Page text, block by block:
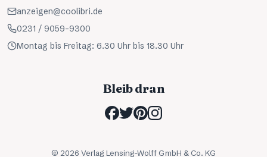
anzeigen@coolibri.de
0231 / 9059-9300
Montag bis Freitag: 6.30 Uhr bis 18.30 Uhr
Bleib dran
© 2026 Verlag Lensing-Wolff GmbH & Co. KG